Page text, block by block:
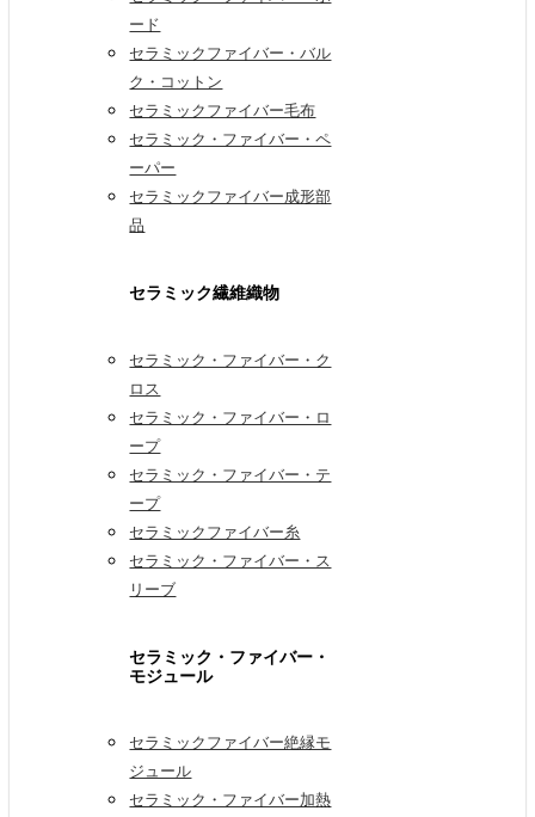
ード
セラミックファイバー・バル
ク・コットン
セラミックファイバー毛布
セラミック・ファイバー・ペ
ーパー
セラミックファイバー成形部
品
セラミック繊維織物
セラミック・ファイバー・ク
ロス
セラミック・ファイバー・ロ
ープ
セラミック・ファイバー・テ
ープ
セラミックファイバー糸
セラミック・ファイバー・ス
リーブ
セラミック・ファイバー・
モジュール
セラミックファイバー絶縁モ
ジュール
セラミック・ファイバー加熱